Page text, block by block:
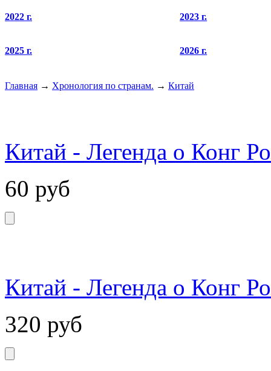
2022 г. 2023 г.
2025 г. 2026 г.
Главная → Хронология по странам. → Китай
Китай - Легенда о Конг
60 руб
Китай - Легенда о Конг
320 руб